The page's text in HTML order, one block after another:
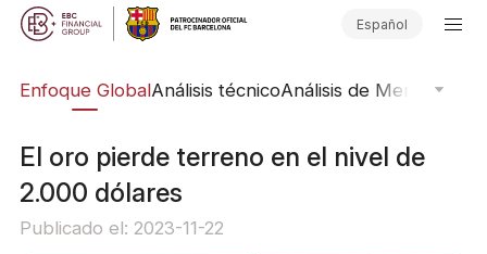
Español
Enfoque GlobalAnálisis técnicoAnálisis de Mercado
El oro pierde terreno en el nivel de
2.000 dólares
Publicado el: 2023-11-22